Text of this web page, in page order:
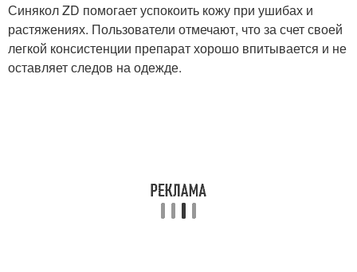
Синякол ZD помогает успокоить кожу при ушибах и
растяжениях. Пользователи отмечают, что за счет своей
легкой консистенции препарат хорошо впитывается и не
оставляет следов на одежде.